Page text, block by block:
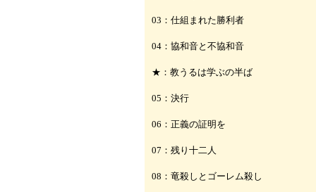
03：仕組まれた勝利者
04：協和音と不協和音
★：教うるは学ぶの半ば
05：決行
06：正義の証明を
07：残り十二人
08：竜殺しとゴーレム殺し